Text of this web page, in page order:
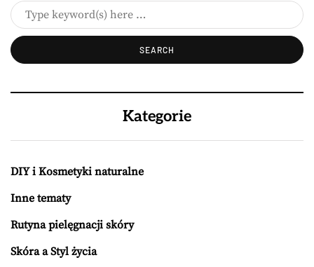
Kategorie
DIY i Kosmetyki naturalne
Inne tematy
Rutyna pielęgnacji skóry
Skóra a Styl życia